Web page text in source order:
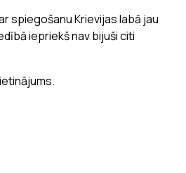
spiegošanu Krievijas labā jau
iepriekš nav bijuši citi